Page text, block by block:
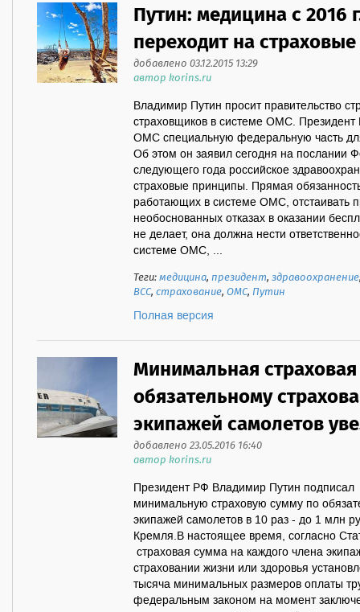
Путин: медицина с 2016
переходит на
добавлено 03.12.2015 13:29
автор korins.ru
Владимир Путин просит правительство
страховщиков в системе ОМС. Президент
ОМС специальную федеральную часть
Об этом он заявил сегодня на послании
следующего года российское
страховые принципы. Прямая
работающих в системе ОМС, отстаивать
необоснованных отказах в оказании
не делает, она должна нести
системе ОМС, ...
Теги:медицина,президент,здравоохранение
ВСС,страхование,ОМС, Путин
Полная версия
Минимальная
обязательному
экипажей самолетов
добавлено 23.05.2016 16:40
автор korins.ru
Президент РФ Владимир Путин
минимальную страховую сумму по
экипажей самолетов в 10 раз - до 1 млн
Кремля.В настоящее время, согласно
страховая сумма на каждого члена
страховании жизни или здоровья
тысяча минимальных размеров оплаты
федеральным законом на момент